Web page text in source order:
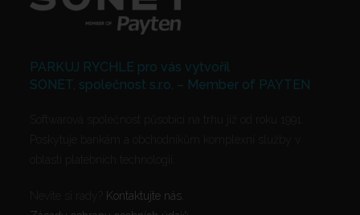
PARKUJ RYCHLE pro vás vytvořil
SONET, společnost s.r.o. – Member of PAYTEN
Kontaktujte nás.